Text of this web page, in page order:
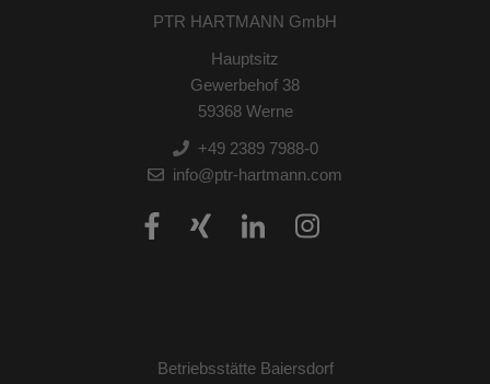
PTR HARTMANN GmbH
Hauptsitz
Gewerbehof 38
59368 Werne
+49 2389 7988-0
info@ptr-hartmann.com
Betriebsstätte Baiersdorf